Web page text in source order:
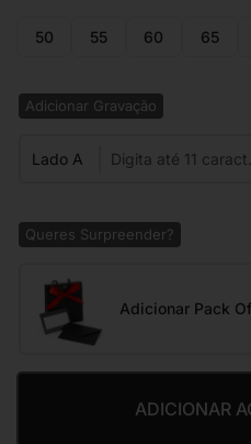
50 55 60 65
Adicionar Gravação
Lado A
Queres Surpreender?
Adicionar Pack
ADICIONAR